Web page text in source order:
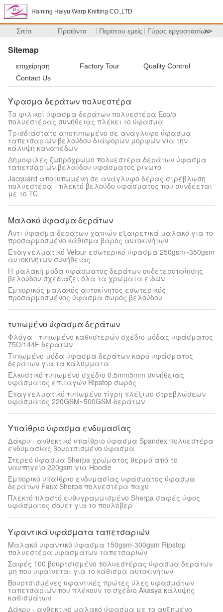
Haining Haiyu Warp Knitting CO.,LTD
Σπίτι Προϊόντα Περίπου εμείς Γύρος εργοστασίων
>>
Sitemap
επιχείρηση Factory Tour
Quality Control
Contact Us
Ύφασμα δεράτων πολυεστέρα
Το φιλικοί ύφασμα δεράτων πολυεστέρα Eco/ο
πολυεστέρας συνήθειας πλέκει το ύφασμα
Τρισδιάστατο αποτυπωμένο σε ανάγλυφο ύφασμα
ταπετσαριών βελούδου διάφορων μορφών για την
κάλυψη καναπέδων
Δημοφιλές ζωηρόχρωμο πολυεστέρα δεράτων ύφασμα
ταπετσαριών βελούδου υφάσματος ριγωτό
Jacquard αποτυπωμένη σε ανάγλυφο δέρας στρέβλωση
πολυεστέρα - πλεκτό βελούδο υφάσματος που συνδέεται
με το TC
Μαλακό ύφασμα δεράτων
Αντι ύφασμα δεράτων χαπιών εξαιρετικά μαλακό για το
προσαρμοσμένο κάθισμα βάρος αυτοκινήτων
Επαγγελματικό Velour εσωτερικό ύφασμα 250gsm~350gsm
αυτοκινήτων συνήθειας
Η μαλακή μόδα υφάσματος δεράτων ουδετεροποίησης
βελούδου σχεδιάζει όλα τα χρώματα ειδών
Εμπορικός μαλακός αυτοκίνητος εσωτερικός
προσαρμοσμένος ύφασμα σωρός βελούδου
τυπωμένο ύφασμα δεράτων
Φλόγα - τυπωμένο καθυστερών σχέδιο μόδας υφάσματος
75D/144F δεράτων
Τυπωμένο μόδα ύφασμα δεράτων καρό υφάσματος
δεράτων για τα καλύμματα
Ελκυστικό τυπωμένο σχέδιο 0.5mm5mm συνήθειας
υφάσματος επιταγών Ripstop σωρός
Επαγγελματικό τυπωμένο τίγρη πλέξιμο στρεβλώσεων
υφάσματος 220GSM~500GSM δεράτων
Υπαίθριο ύφασμα ενδυμασίας
Δάκρυ - ανθεκτικό υπαίθριο ύφασμα Spandex πολυεστέρα
ενδυμασίας βουρτσισμένο ύφασμα
Στερεό ύφασμα Sherpa χρώματος θερμό από το
ναυπηγείο 220gsm για Hoodie
Εμπορικό υπαίθριο ενδυμασίας υφάσματος ύφασμα
δεράτων Faux Sherpa πολυεστέρα παχύ
Πλεκτό πλαστό ευθυγραμμισμένο Sherpa σαφές ύφος
υφάσματος σουέτ για το πουλόβερ
Υφαντικά υφάσματα ταπετσαριών
Μαλακό υφαντικό ύφασμα 150gsm-300gsm Ripstop
πολυεστέρα υφασμάτων ταπετσαριών
Σαφές 100 βουρτσισμένο πολυεστέρας ύφασμα δεράτων
μη που υφαίνεται για το κάθισμα αυτοκινήτων
Βουρτσισμένες υφαντικές πρώτες ύλες υφασμάτων
ταπετσαριών που πλέκουν το σχέδιο Akasya κάλυψης
καθισμάτων
Δάκρυ - ανθεκτικό μαλακό ύφασμα με το αυξημένο